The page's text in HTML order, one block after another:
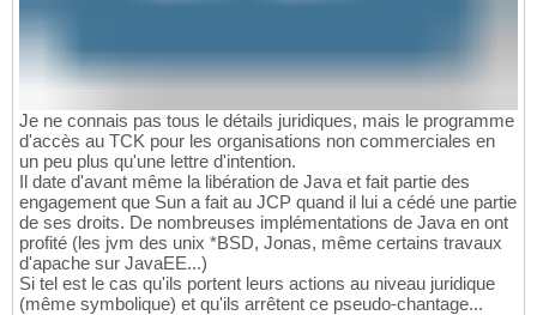
Je ne connais pas tous le détails juridiques, mais le programme
d'accès au TCK pour les organisations non commerciales en
un peu plus qu'une lettre d'intention.
Il date d'avant même la libération de Java et fait partie des
engagement que Sun a fait au JCP quand il lui a cédé une partie
de ses droits. De nombreuses implémentations de Java en ont
profité (les jvm des unix *BSD, Jonas, même certains travaux
d'apache sur JavaEE...)
Si tel est le cas qu'ils portent leurs actions au niveau juridique
(même symbolique) et qu'ils arrêtent ce pseudo-chantage...